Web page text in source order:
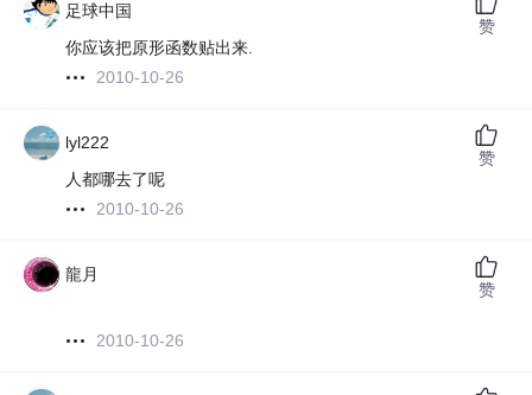
足球中国
你应该把原形函数贴出来.
2010-10-26
赞
lyl222
人都哪去了呢
2010-10-26
赞
龍月
2010-10-26
赞